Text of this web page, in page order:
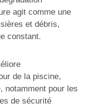
agit comme une
et débris,
constant.
de la piscine,
notamment pour les
de sécurité